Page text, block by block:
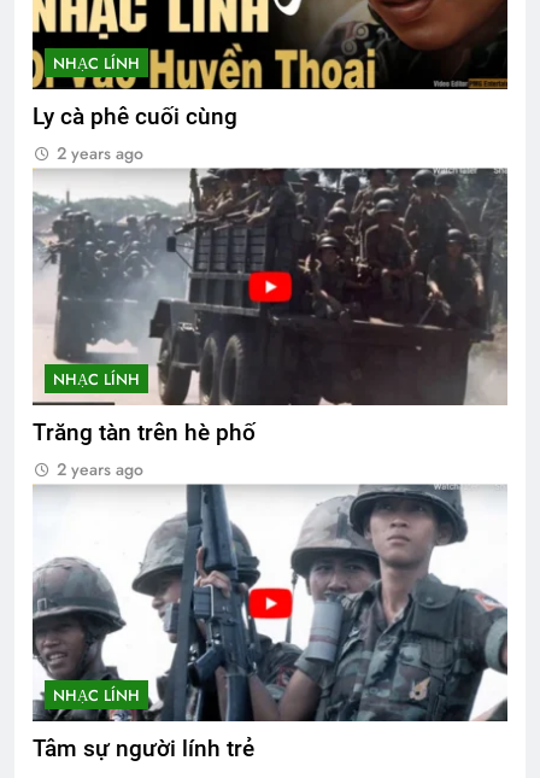
NHẠC LÍNH
Ly cà phê cuối cùng
2 years ago
NHẠC LÍNH
Trăng tàn trên hè phố
2 years ago
NHẠC LÍNH
Tâm sự người lính trẻ